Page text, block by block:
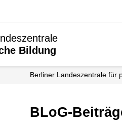
Bildung
Berliner Landeszentrale für
BLoG-